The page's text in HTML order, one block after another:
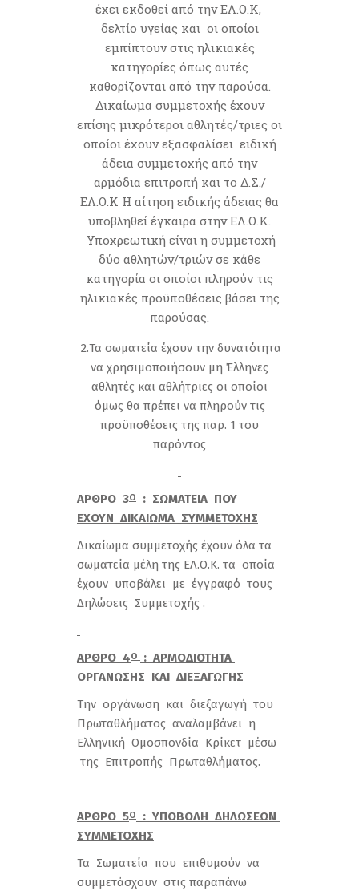
έχει εκδοθεί από την ΕΛ.Ο.Κ,
δελτίο υγείας και οι οποίοι
εμπίπτουν στις ηλικιακές
κατηγορίες όπως αυτές
καθορίζονται από την παρούσα.
Δικαίωμα συμμετοχής έχουν
επίσης μικρότεροι αθλητές/τριες οι
οποίοι έχουν εξασφαλίσει ειδική
άδεια συμμετοχής από την
αρμόδια επιτροπή και το Δ.Σ./
ΕΛ.Ο.Κ Η αίτηση ειδικής άδειας θα
υποβληθεί έγκαιρα στην ΕΛ.Ο.Κ.
Υποχρεωτική είναι η συμμετοχή
δύο αθλητών/τριών σε κάθε
κατηγορία οι οποίοι πληρούν τις
ηλικιακές προϋποθέσεις βάσει της
παρούσας.
2.Τα σωματεία έχουν την δυνατότητα
να χρησιμοποιήσουν μη Έλληνες
αθλητές και αθλήτριες οι οποίοι
όμως θα πρέπει να πληρούν τις
προϋποθέσεις της παρ. 1 του
παρόντος
ΑΡΘΡΟ 3Ο
: ΣΩΜΑΤΕΙΑ ΠΟΥ
ΕΧΟΥΝ ΔΙΚΑΙΩΜΑ ΣΥΜΜΕΤΟΧΗΣ
Δικαίωμα συμμετοχής έχουν όλα τα
σωματεία μέλη της ΕΛ.Ο.Κ. τα οποία
έχουν υποβάλει με έγγραφό τους
Δηλώσεις Συμμετοχής .
ΑΡΘΡΟ 4Ο
: ΑΡΜΟΔΙΟΤΗΤΑ
ΟΡΓΑΝΩΣΗΣ ΚΑΙ ΔΙΕΞΑΓΩΓΗΣ
Την οργάνωση και διεξαγωγή του
Πρωταθλήματος αναλαμβάνει η
Ελληνική Ομοσπονδία Κρίκετ μέσω
της Επιτροπής Πρωταθλήματος.
ΑΡΘΡΟ 5Ο
: ΥΠΟΒΟΛΗ ΔΗΛΩΣΕΩΝ
ΣΥΜΜΕΤΟΧΗΣ
Τα Σωματεία που επιθυμούν να
συμμετάσχουν στις παραπάνω